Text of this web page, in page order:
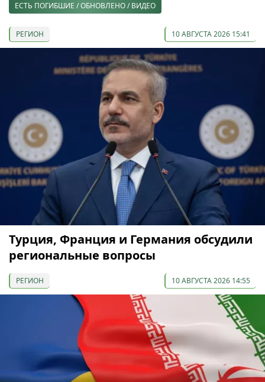
ЕСТЬ ПОГИБШИЕ / ОБНОВЛЕНО / ВИДЕО
РЕГИОН 10 АВГУСТА 2026 15:41
Турция, Франция и Германия обсудили
региональные вопросы
РЕГИОН 10 АВГУСТА 2026 14:55